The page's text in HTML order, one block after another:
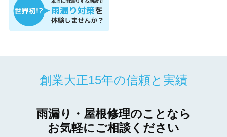
創業大正15年の信頼と実績
雨漏り・屋根修理のことなら
お気軽にご相談ください